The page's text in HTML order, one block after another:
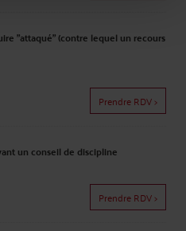
"attaqué" (contre lequel un recours
Prendre RDV >
un conseil de discipline
Prendre RDV >